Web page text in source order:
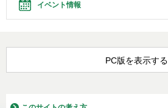
イベント情報
PC版を表示する